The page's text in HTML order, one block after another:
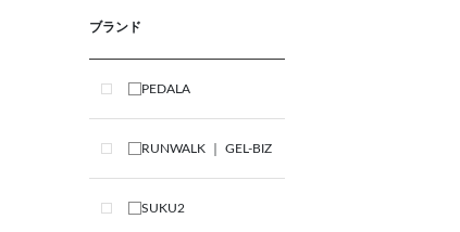
ブランド
PEDALA
RUNWALK ｜ GEL-BIZ
SUKU2